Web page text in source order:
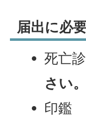
届出に必
死亡
さい。
印鑑